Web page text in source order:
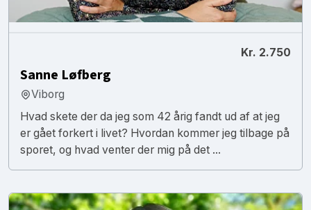
Kr. 2.750
Sanne Løfberg
Viborg
Hvad skete der da jeg som 42 årig fandt ud af at jeg
er gået forkert i livet? Hvordan kommer jeg tilbage på
sporet, og hvad venter der mig på det ...